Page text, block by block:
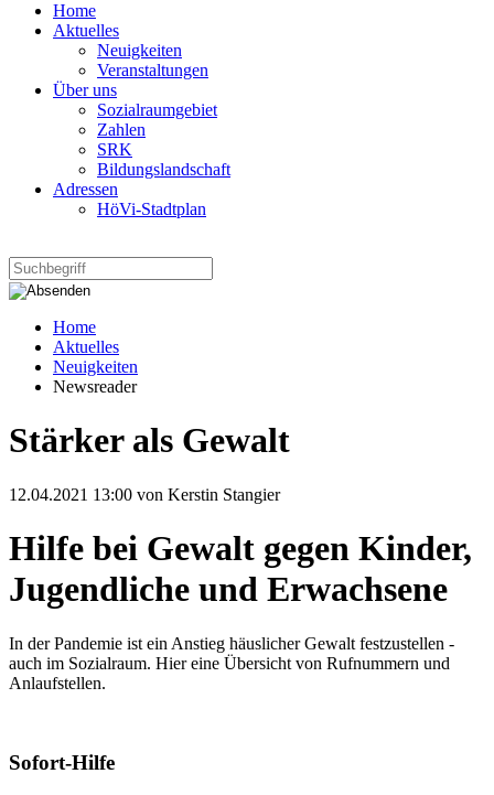
Home
Aktuelles
Neuigkeiten
Veranstaltungen
Über uns
Sozialraumgebiet
Zahlen
SRK
Bildungslandschaft
Adressen
HöVi-Stadtplan
Home
Aktuelles
Neuigkeiten
Newsreader
Stärker als Gewalt
12.04.2021 13:00 von Kerstin Stangier
Hilfe bei Gewalt gegen Kinder,
Jugendliche und Erwachsene
In der Pandemie ist ein Anstieg häuslicher Gewalt festzustellen -
auch im Sozialraum. Hier eine Übersicht von Rufnummern und
Anlaufstellen.
Sofort-Hilfe